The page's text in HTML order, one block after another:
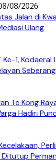
08/2026
Jalan di
Ulang
Ke-1, Kodaeral
Te Kong
Hadiri